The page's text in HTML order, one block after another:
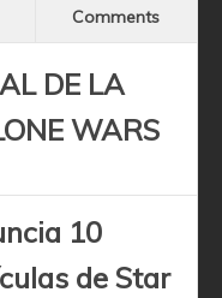
Comments
DE LA
WARS
10
de Star